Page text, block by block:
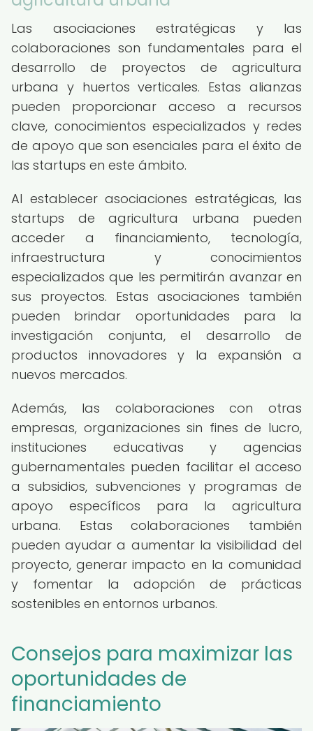
Las asociaciones estratégicas y las
colaboraciones son fundamentales para el
desarrollo de proyectos de agricultura
urbana y huertos verticales. Estas alianzas
pueden proporcionar acceso a recursos
clave, conocimientos especializados y redes
de apoyo que son esenciales para el éxito de
las startups en este ámbito.
Al establecer asociaciones estratégicas, las
startups de agricultura urbana pueden
acceder a financiamiento, tecnología,
infraestructura y conocimientos
especializados que les permitirán avanzar en
sus proyectos. Estas asociaciones también
pueden brindar oportunidades para la
investigación conjunta, el desarrollo de
productos innovadores y la expansión a
nuevos mercados.
Además, las colaboraciones con otras
empresas, organizaciones sin fines de lucro,
instituciones educativas y agencias
gubernamentales pueden facilitar el acceso
a subsidios, subvenciones y programas de
apoyo específicos para la agricultura
urbana. Estas colaboraciones también
pueden ayudar a aumentar la visibilidad del
proyecto, generar impacto en la comunidad
y fomentar la adopción de prácticas
sostenibles en entornos urbanos.
Consejos para maximizar las
oportunidades de
financiamiento